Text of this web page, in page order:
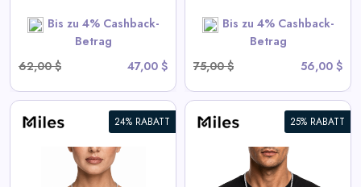
Bis zu 4% Cashback-
Betrag
62,00 $
47,00 $
Bis zu 4% Cashback-
Betrag
75,00 $
56,00 $
SHOP NOW
24% RABATT 25% RABATT
5mm Eiskalter CZ Tennis Kette